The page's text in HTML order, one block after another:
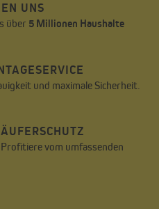
UNS
über 5 Millionen Haushalte
und maximale Sicherheit.
vom umfassenden